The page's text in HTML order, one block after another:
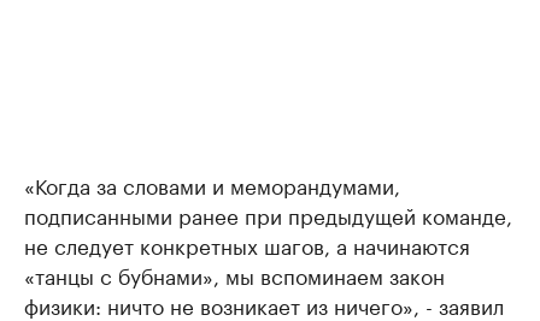
«Когда за словами и меморандумами,
подписанными ранее при предыдущей команде,
не следует конкретных шагов, а начинаются
«танцы с бубнами», мы вспоминаем закон
физики: ничто не возникает из ничего», - заявил